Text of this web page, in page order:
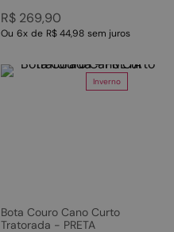
R$ 269,90
Ou 6x de R$ 44,98 sem juros
Inverno
Bota Couro Cano Curto
Tratorada - PRETA